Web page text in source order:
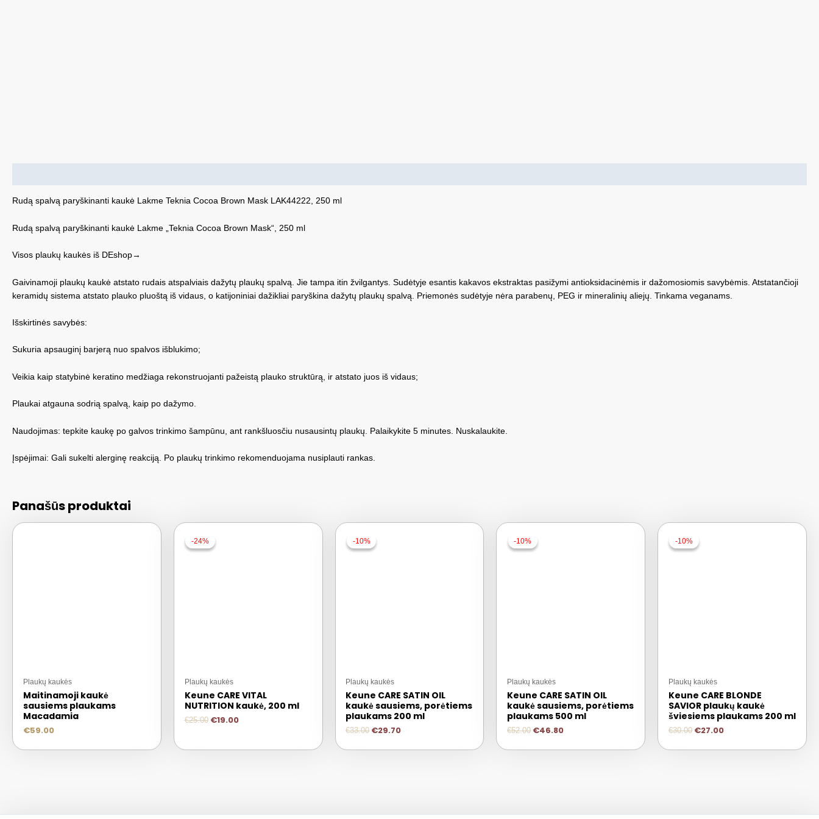
Rudą spalvą paryškinanti kaukė Lakme Teknia Cocoa Brown Mask LAK44222, 250 ml
Rudą spalvą paryškinanti kaukė Lakme „Teknia Cocoa Brown Mask“, 250 ml
Visos plaukų kaukės iš DEshop→
Gaivinamoji plaukų kaukė atstato rudais atspalviais dažytų plaukų spalvą. Jie tampa itin žvilgantys. Sudėtyje esantis kakavos ekstraktas pasižymi antioksidacinėmis ir dažomosiomis savybėmis. Atstatančioji
keramidų sistema atstato plauko pluoštą iš vidaus, o katijoniniai dažikliai paryškina dažytų plaukų spalvą. Priemonės sudėtyje nėra parabenų, PEG ir mineralinių aliejų. Tinkama veganams.
Išskirtinės savybės:
Sukuria apsauginį barjerą nuo spalvos išblukimo;
Veikia kaip statybinė keratino medžiaga rekonstruojanti pažeistą plauko struktūrą, ir atstato juos iš vidaus;
Plaukai atgauna sodrią spalvą, kaip po dažymo.
Naudojimas: tepkite kaukę po galvos trinkimo šampūnu, ant rankšluosčiu nusausintų plaukų. Palaikykite 5 minutes. Nuskalaukite.
Įspėjimai: Gali sukelti alerginę reakciją. Po plaukų trinkimo rekomenduojama nusiplauti rankas.
Panašūs produktai
Plaukų kaukės
Maitinamoji kaukė
sausiems plaukams
Macadamia
€59.00
-24%
-24%
Plaukų kaukės
Keune CARE VITAL
NUTRITION kaukė, 200 ml
€25.00 €19.00
-10%
-10%
Plaukų kaukės
Keune CARE SATIN OIL
kaukė sausiems, porėtiems
plaukams 200 ml
€33.00 €29.70
-10%
-10%
Plaukų kaukės
Keune CARE SATIN OIL
kaukė sausiems, porėtiems
plaukams 500 ml
€52.00 €46.80
-10%
-10%
Plaukų kaukės
Keune CARE BLONDE
SAVIOR plaukų kaukė
šviesiems plaukams 200 ml
€30.00 €27.00